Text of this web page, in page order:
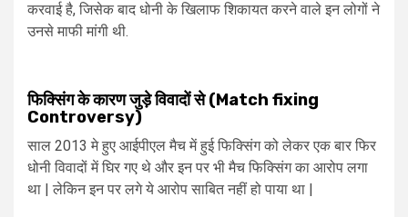
करवाई है, जिसेक बाद धोनी के खिलाफ शिकायत करने वाले इन लोगों ने
उनसे माफी मांगी थी.
फिक्सिंग के कारण जुड़े विवादों से (Match fixing
Controversy)
साल 2013 मे हुए आईपीएल मैच में हुई फिक्सिंग को लेकर एक बार फिर
धोनी विवादों में घिर गए थे और इन पर भी मैच फिक्सिंग का आरोप लगा
था | लेकिन इन पर लगे ये आरोप साबित नहीं हो पाया था |